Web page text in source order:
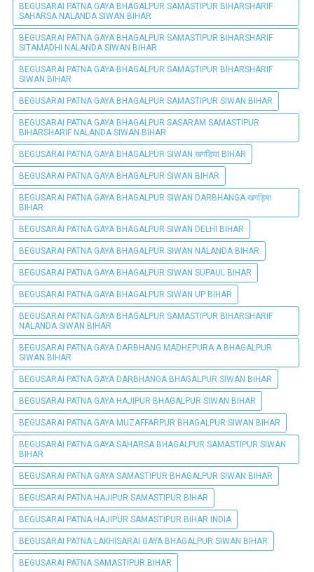
BEGUSARAI PATNA GAYA BHAGALPUR SAMASTIPUR BIHARSHARIF
SAHARSA NALANDA SIWAN BIHAR
BEGUSARAI PATNA GAYA BHAGALPUR SAMASTIPUR BIHARSHARIF
SITAMADHI NALANDA SIWAN BIHAR
BEGUSARAI PATNA GAYA BHAGALPUR SAMASTIPUR BIHARSHARIF
SIWAN BIHAR
BEGUSARAI PATNA GAYA BHAGALPUR SAMASTIPUR SIWAN BIHAR
BEGUSARAI PATNA GAYA BHAGALPUR SASARAM SAMASTIPUR
BIHARSHARIF NALANDA SIWAN BIHAR
BEGUSARAI PATNA GAYA BHAGALPUR SIWAN खगड़िया BIHAR
BEGUSARAI PATNA GAYA BHAGALPUR SIWAN BIHAR
BEGUSARAI PATNA GAYA BHAGALPUR SIWAN DARBHANGA खगड़िया
BIHAR
BEGUSARAI PATNA GAYA BHAGALPUR SIWAN DELHI BIHAR
BEGUSARAI PATNA GAYA BHAGALPUR SIWAN NALANDA BIHAR
BEGUSARAI PATNA GAYA BHAGALPUR SIWAN SUPAUL BIHAR
BEGUSARAI PATNA GAYA BHAGALPUR SIWAN UP BIHAR
BEGUSARAI PATNA GAYA BHAGALPUR SAMASTIPUR BIHARSHARIF
NALANDA SIWAN BIHAR
BEGUSARAI PATNA GAYA DARBHANG MADHEPURA A BHAGALPUR
SIWAN BIHAR
BEGUSARAI PATNA GAYA DARBHANGA BHAGALPUR SIWAN BIHAR
BEGUSARAI PATNA GAYA HAJIPUR BHAGALPUR SIWAN BIHAR
BEGUSARAI PATNA GAYA MUZAFFARPUR BHAGALPUR SIWAN BIHAR
BEGUSARAI PATNA GAYA SAHARSA BHAGALPUR SAMASTIPUR SIWAN
BIHAR
BEGUSARAI PATNA GAYA SAMASTIPUR BHAGALPUR SIWAN BIHAR
BEGUSARAI PATNA HAJIPUR SAMASTIPUR BIHAR
BEGUSARAI PATNA HAJIPUR SAMASTIPUR BIHAR INDIA
BEGUSARAI PATNA LAKHISARAI GAYA BHAGALPUR SIWAN BIHAR
BEGUSARAI PATNA SAMASTIPUR BIHAR